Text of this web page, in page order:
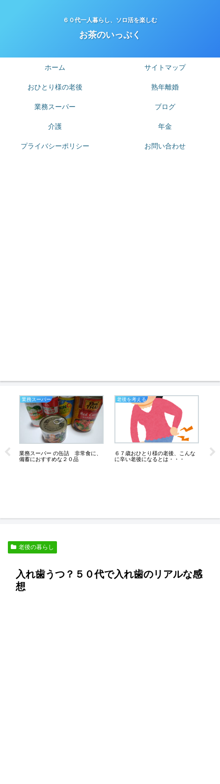
６０代一人暮らし、ソロ活を楽しむ
お茶のいっぷく
ホーム サイトマップ
おひとり様の老後 熟年離婚
業務スーパー ブログ
介護 年金
プライバシーポリシー お問い合わせ
業務スーパー
業務スーパー の缶詰 非常食に、
備蓄におすすめな２０品
老後を考える
６７歳おひとり様の老後、こんな
に辛い老後になるとは・・・
未
５
老後の暮らし
入れ歯うつ？５０代で入れ歯のリアルな感
想